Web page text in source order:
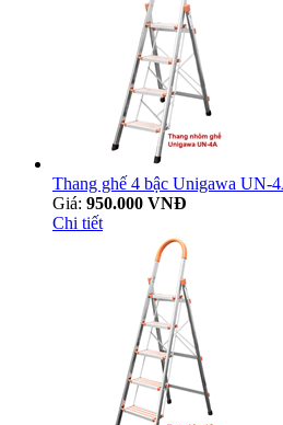
Thang ghế 4 bậc Unigawa UN-
Giá: 950.000 VNĐ
Chi tiết